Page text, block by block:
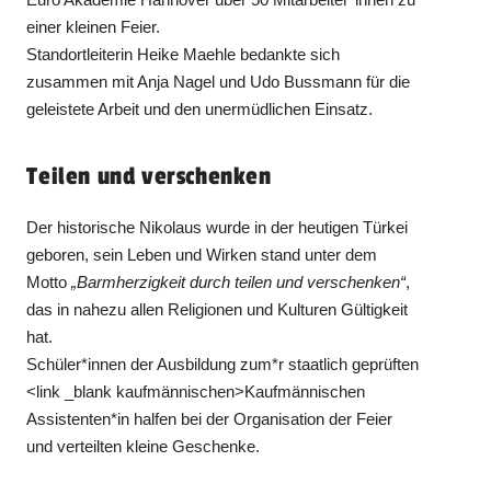
einer kleinen Feier.
Standortleiterin Heike Maehle bedankte sich
zusammen mit Anja Nagel und Udo Bussmann für die
geleistete Arbeit und den unermüdlichen Einsatz.
Teilen und verschenken
Der historische Nikolaus wurde in der heutigen Türkei
geboren, sein Leben und Wirken stand unter dem
Motto„Barmherzigkeit durch teilen und verschenken“,
das in nahezu allen Religionen und Kulturen Gültigkeit
hat.
Schüler*innen der Ausbildung zum*r staatlich geprüften
<link _blank kaufmännischen>Kaufmännischen
Assistenten*in halfen bei der Organisation der Feier
und verteilten kleine Geschenke.